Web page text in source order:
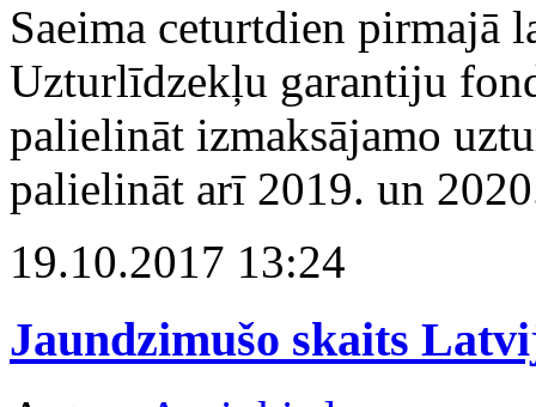
Saeima ceturtdien pirmajā
Uzturlīdzekļu garantiju
palielināt izmaksājamo
palielināt arī 2019. un
19.10.2017 13:24
Jaundzimušo skaits